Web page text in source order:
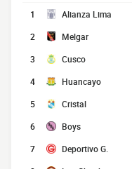
1 Alianza Lima
2 Melgar
3 Cusco
4 Huancayo
5 Cristal
6 Boys
7 Deportivo G.